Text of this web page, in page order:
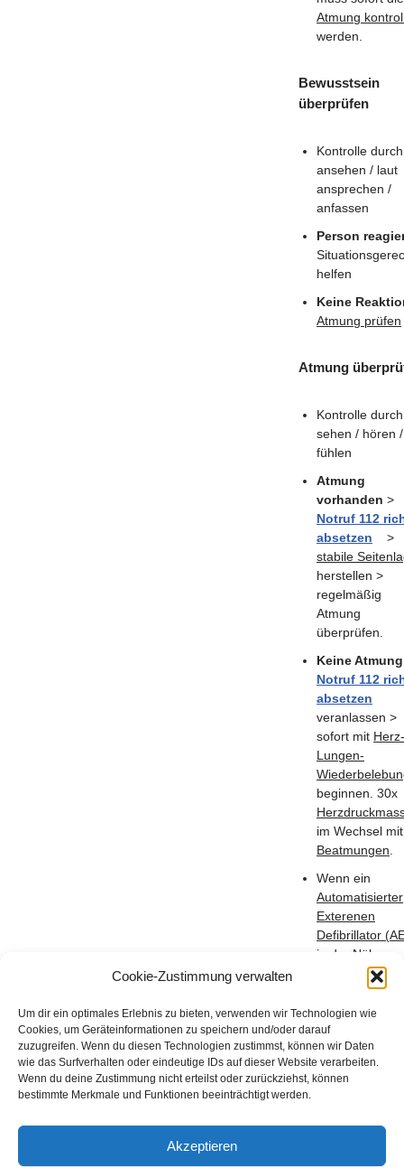
Cookie-Zustimmung verwalten
Um dir ein optimales Erlebnis zu bieten, verwenden wir Technologien wie
Cookies, um Geräteinformationen zu speichern und/oder darauf
zuzugreifen. Wenn du diesen Technologien zustimmst, können wir Daten
wie das Surfverhalten oder eindeutige IDs auf dieser Website verarbeiten.
Wenn du deine Zustimmung nicht erteilst oder zurückziehst, können
bestimmte Merkmale und Funktionen beeinträchtigt werden.
Akzeptieren
Atmung
werden.
Bewusstsein
überprüfen
Kontrolle durch
ansehen / laut
ansprechen /
anfassen
Person
helfen
Keine
Atmung prüfen
Atmung
Kontrolle durch
sehen / hören /
fühlen
Atmung
vorhanden >
Notruf 112
absetzen >
stabile
herstellen >
regelmäßig
Atmung
überprüfen.
Keine Atmung
Notruf 112
absetzen
veranlassen >
sofort mit Herz-
Lungen-
beginnen. 30x
im Wechsel
Beatmungen.
Wenn ein
Automatisierter
Exterenen
Defibrillator
in der Nähe
verfügbar ist,
diesen
und der
folgen.
Nicht vergessen – den Notruf 112 richtig